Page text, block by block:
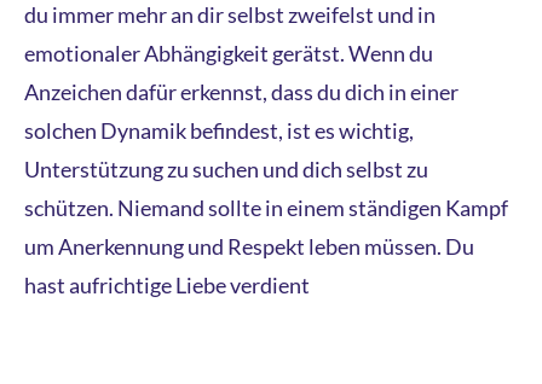
du immer mehr an dir selbst zweifelst und in
emotionaler Abhängigkeit gerätst. Wenn du
Anzeichen dafür erkennst, dass du dich in einer
solchen Dynamik befindest, ist es wichtig,
Unterstützung zu suchen und dich selbst zu
schützen. Niemand sollte in einem ständigen Kampf
um Anerkennung und Respekt leben müssen. Du
hast aufrichtige Liebe verdient